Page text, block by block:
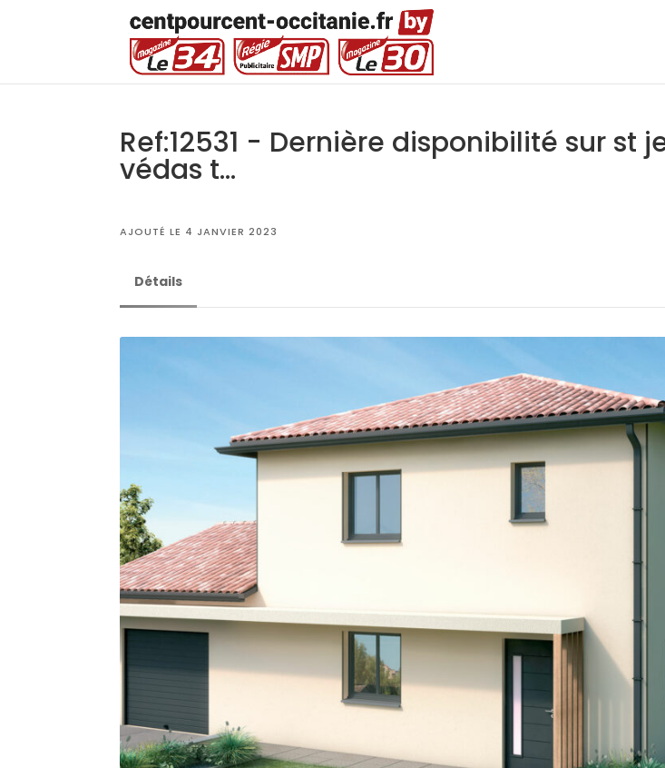
Ref:12531 - Dernière disponibilité sur st
védas t...
AJOUTÉ LE 4 JANVIER 2023
Détails